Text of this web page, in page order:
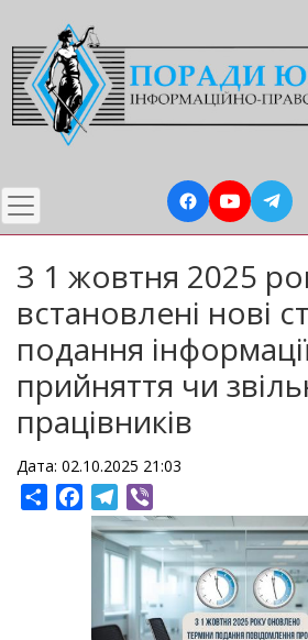
до
основного
вмісту
З 1 жовтня 2025
встановлені нові
подання
прийняття чи
працівників
Дата: 02.10.2025 21:03
ShareFacebookTelegram